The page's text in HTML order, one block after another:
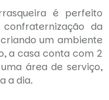
é perfeito
da
um ambiente
a casa conta com 2
área de serviço,
a dia.